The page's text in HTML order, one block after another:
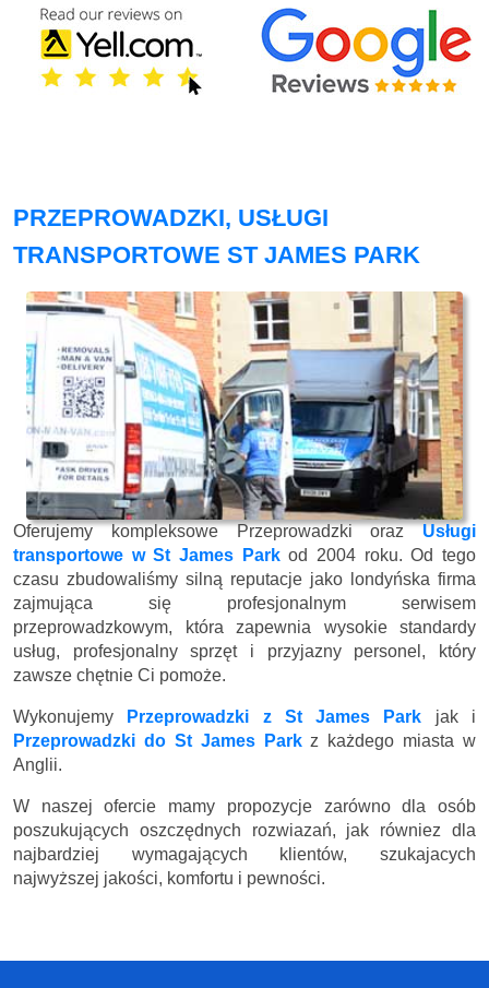
PRZEPROWADZKI, USŁUGI
TRANSPORTOWE ST JAMES PARK
Oferujemy kompleksowe Przeprowadzki orazUsługi
transportowe w St James Parkod 2004 roku. Od tego
czasu zbudowaliśmy silną reputacje jako londyńska firma
zajmująca się profesjonalnym serwisem
przeprowadzkowym, która zapewnia wysokie standardy
usług, profesjonalny sprzęt i przyjazny personel, który
zawsze chętnie Ci pomoże.
Wykonujemy Przeprowadzki z St James Park jak i
Przeprowadzki do St James Parkz każdego miasta w
Anglii.
W naszej ofercie mamy propozycje zarówno dla osób
poszukujących oszczędnych rozwiazań, jak równiez dla
najbardziej wymagających klientów, szukajacych
najwyższej jakości, komfortu i pewności.